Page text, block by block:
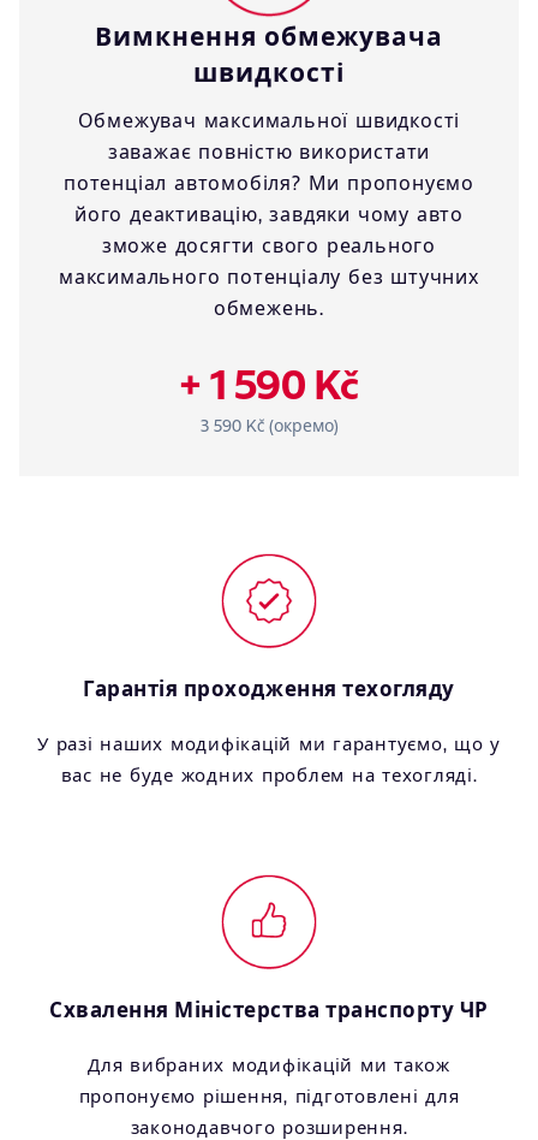
Вимкнення обмежувача
швидкості
Обмежувач максимальної швидкості
заважає повністю використати
потенціал автомобіля? Ми пропонуємо
його деактивацію, завдяки чому авто
зможе досягти свого реального
максимального потенціалу без штучних
обмежень.
+ 1 590 Kč
3 590 Kč (окремо)
Гарантія проходження техогляду
У разі наших модифікацій ми гарантуємо, що у
вас не буде жодних проблем на техогляді.
Схвалення Міністерства транспорту ЧР
Для вибраних модифікацій ми також
пропонуємо рішення, підготовлені для
законодавчого розширення.